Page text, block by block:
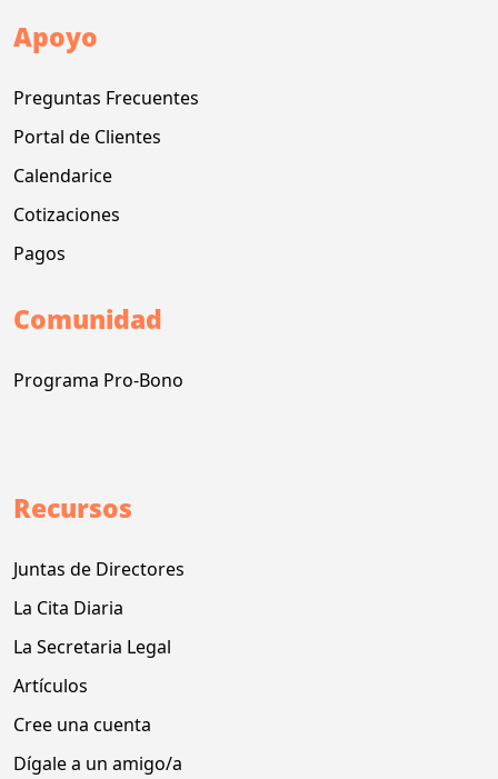
Apoyo
Preguntas Frecuentes
Portal de Clientes
Calendarice
Cotizaciones
Pagos
Comunidad
Programa Pro-Bono
Recursos
Juntas de Directores
La Cita Diaria
La Secretaria Legal
Artículos
Cree una cuenta
Dígale a un amigo/a